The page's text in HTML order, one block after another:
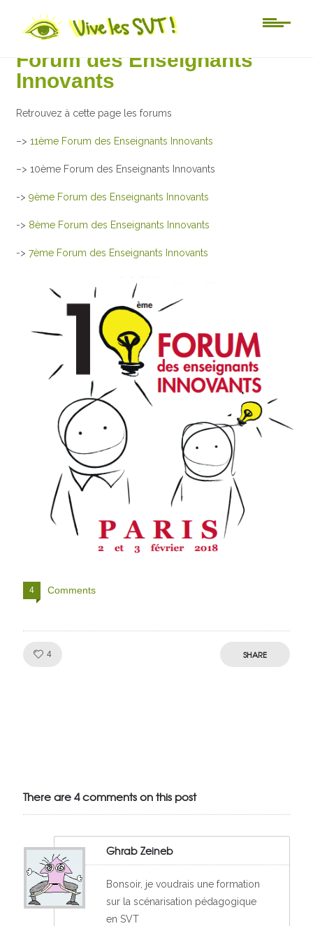
Au jour le jour
Forum des Enseignants
Innovants
Retrouvez à cette page les forums
–>11ème Forum des Enseignants Innovants
–> 10ème Forum des Enseignants Innovants
->9ème Forum des Enseignants Innovants
-> 8ème Forum des Enseignants Innovants
->7ème Forum des Enseignants Innovants
4 Comments
4 SHARE
There are 4 comments on this post
Ghrab Zeineb
Bonsoir, je voudrais une formation
sur la scénarisation pédagogique
en SVT